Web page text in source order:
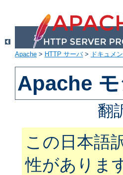
Apache > HTTP サーバ> ドキュメ
Apache
翻
この日本語
性がありま